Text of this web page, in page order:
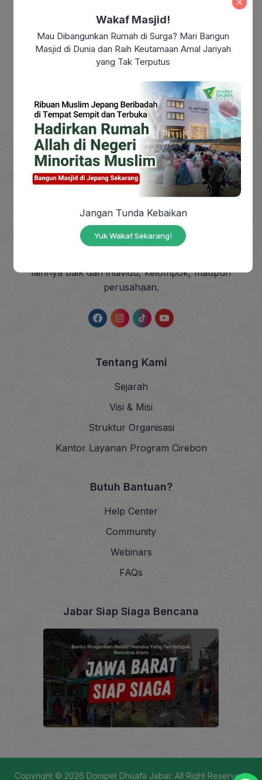
Makna Maulid Nabi Muhammad SAW:
Meneladani Akhlak Rasulullah dalam
Kehidupan Sehari-hari
DOMPET DHUAFA adalah Lembaga Nirlaba milik
masyarakat, berdiri sejak tahun 1993, yang
berkhidmat mengangkat harkat sosial masyarakat
dhuafa dengan mendayagunakan zakat, infak,
lainnya baik dari individu, kelompok, maupun
perusahaan.
Tentang Kami
Sejarah
Visi & Misi
Struktur Organisasi
Kantor Layanan Program Cirebon
Butuh Bantuan?
Help Center
Community
Webinars
FAQs
Jabar Siap Siaga Bencana
Copyright © 2026 Dompet Dhuafa Jabar. All Right Reserved.
Wakaf Masjid!
Mau Dibangunkan Rumah di Surga? Mari Bangun
Masjid di Dunia dan Raih Keutamaan Amal Jariyah
yang Tak Terputus
Jangan Tunda Kebaikan
Yuk Wakaf Sekarang!